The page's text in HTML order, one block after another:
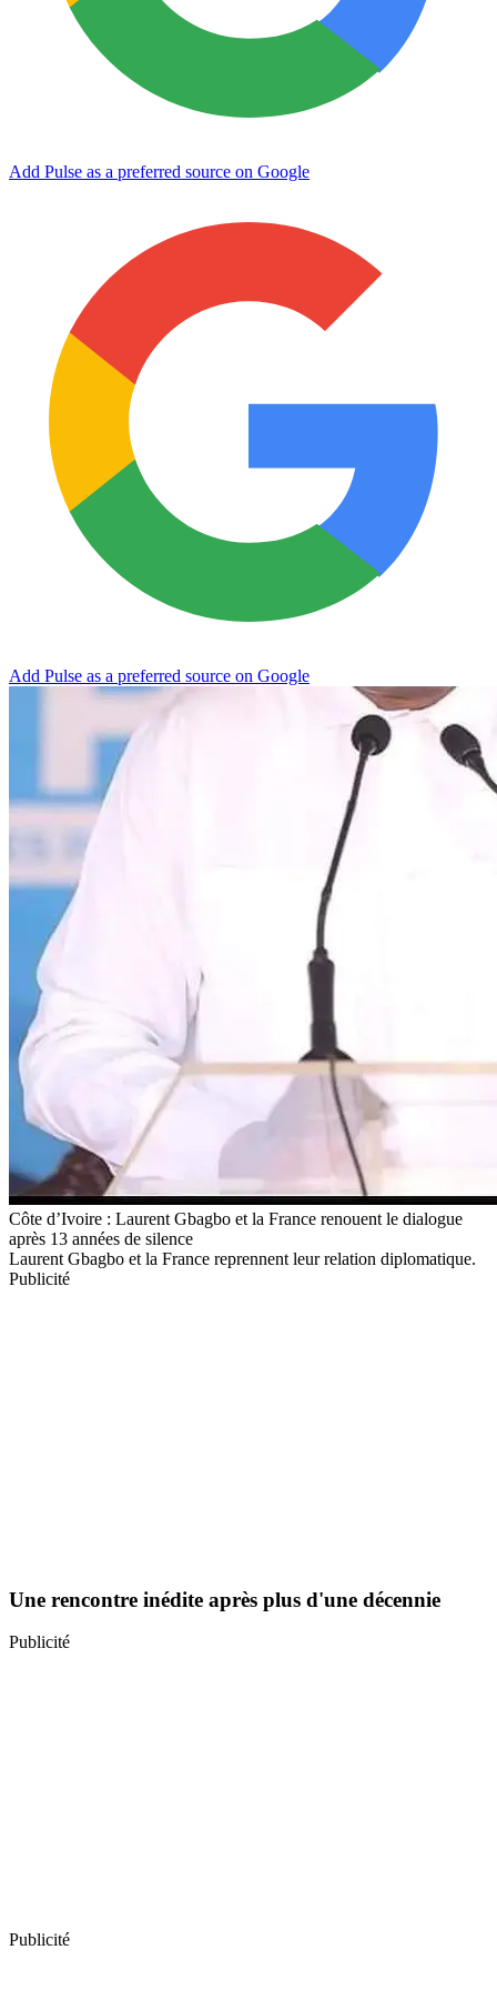
Add Pulse as a preferred source on Google
Add Pulse as a preferred source on Google
Côte d’Ivoire : Laurent Gbagbo et la France renouent le dialogue
après 13 années de silence
Laurent Gbagbo et la France reprennent leur relation diplomatique.
Publicité
Une rencontre inédite après plus d'une décennie
Publicité
Publicité